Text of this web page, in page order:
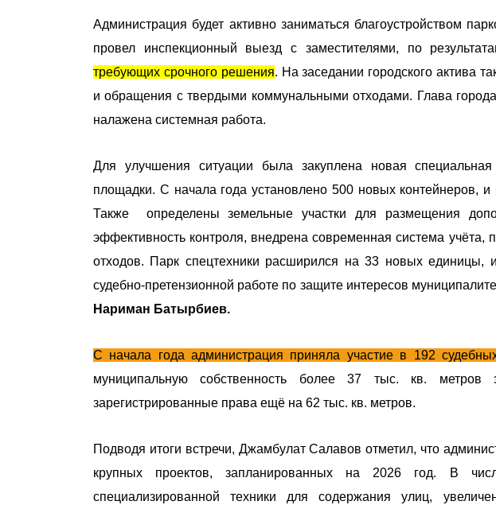
Администрация будет активно заниматься благоустройством
провел инспекционный выезд с заместителями, по
требующих срочного решения. На заседании городского актива
и обращения с твердыми коммунальными отходами. Глава
налажена системная работа.
Для улучшения ситуации была закуплена новая
площадки. С начала года установлено 500 новых контейнеров,
Также определены земельные участки для размещения
эффективность контроля, внедрена современная система
отходов. Парк спецтехники расширился на 33 новых единицы,
судебно-претензионной работе по защите интересов
Нариман Батырбиев.
С начала года администрация приняла участие в 192
муниципальную собственность более 37 тыс. кв.
зарегистрированные права ещё на 62 тыс. кв. метров.
Подводя итоги встречи, Джамбулат Салавов отметил, что
крупных проектов, запланированных на 2026 год. В
специализированной техники для содержания улиц,